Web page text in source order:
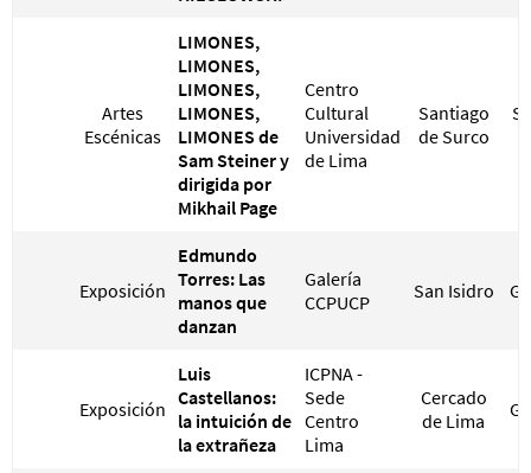
Artes
Escénicas
LIMONES,
LIMONES,
LIMONES,
LIMONES,
LIMONES de
Sam Steiner y
dirigida por
Mikhail Page
Centro
Cultural
Universidad
de Lima
Santiago
de Surco
Exposición
Edmundo
Torres: Las
manos que
danzan
Galería
CCPUCP
San Isidro
Exposición
Luis
Castellanos:
la intuición de
la extrañeza
ICPNA -
Sede
Centro
Lima
Cercado
de Lima